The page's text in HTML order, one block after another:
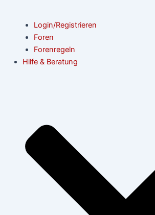
Login/Registrieren
Foren
Forenregeln
Hilfe & Beratung